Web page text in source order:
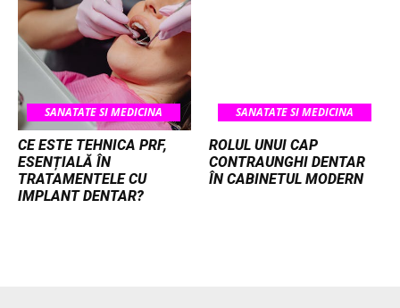
SANATATE SI MEDICINA
CE ESTE TEHNICA PRF,
ESENȚIALĂ ÎN
TRATAMENTELE CU
IMPLANT DENTAR?
SANATATE SI MEDICINA
ROLUL UNUI CAP
CONTRAUNGHI DENTAR
ÎN CABINETUL MODERN